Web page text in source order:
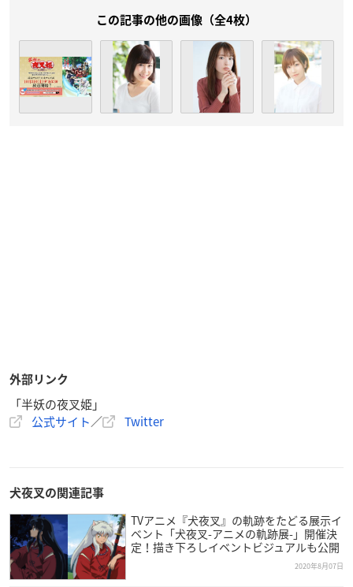
この記事の他の画像（全4枚）
外部リンク
「半妖の夜叉姫」
公式サイト／ Twitter
犬夜叉の関連記事
TVアニメ『犬夜叉』の軌跡をたどる展示イ
ベント「犬夜叉-アニメの軌跡展-」開催決
定！描き下ろしイベントビジュアルも公開
2020年8月07日